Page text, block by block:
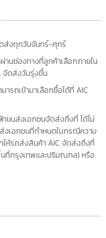
ส่งทุกวันจันทร์-ศุกร์
นช่องทางที่ลูกค้าเลือกภายใน
จัดส่งวันรุ่งขึ้น
รถเข้ามาเลือกซื้อได้ที่ AIC
ขนส่งเอกชนจัดส่งถึงที่ ได้ไม่
งเอกชนที่กำหนดในกรณีความ
ให้รถส่งสินค้า AIC จัดส่งถึงที่
นที่กรุงเทพและปริมณฑล) หรือ